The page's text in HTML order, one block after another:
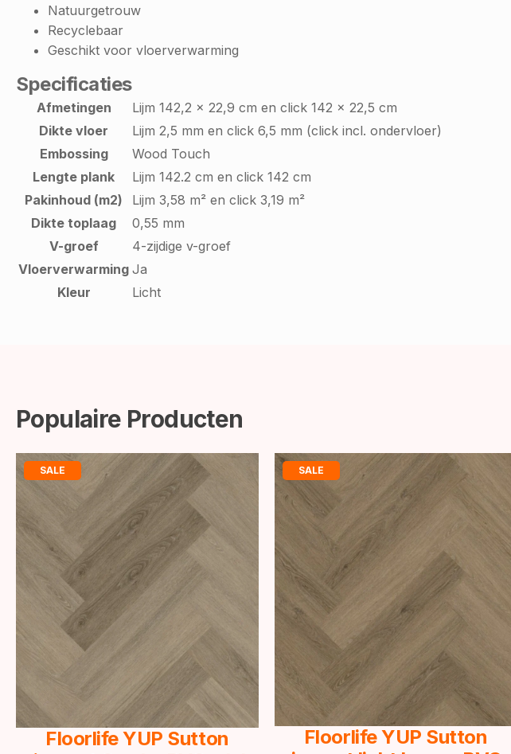
Natuurgetrouw
Recyclebaar
Geschikt voor vloerverwarming
Specificaties
Afmetingen
Lijm 142,2 x 22,9 cm en click 142 x 22,5 cm
Dikte vloer
Lijm 2,5 mm en click 6,5 mm (click incl. ondervloer)
Embossing
Wood Touch
Lengte plank
Lijm 142.2 cm en click 142 cm
Pakinhoud (m2)
Lijm 3,58 m² en click 3,19 m²
Dikte toplaag
0,55 mm
V-groef
4-zijdige v-groef
Vloerverwarming Ja
Kleur
Licht
Populaire Producten
SALE
Floorlife YUP Sutton
SALE
Floorlife YUP Sutton